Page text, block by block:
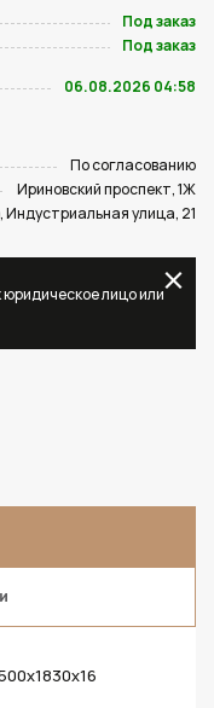
Под заказ
Под заказ
06.08.2026 04:58
По согласованию
Ириновский проспект, 1Ж
Индустриальная улица, 21
лицо или